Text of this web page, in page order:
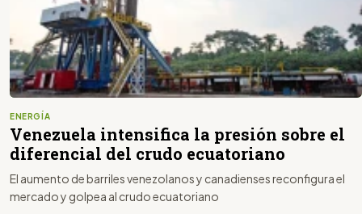
ENERGÍA
Venezuela intensifica la presión sobre el
diferencial del crudo ecuatoriano
El aumento de barriles venezolanos y canadienses reconfigura el
mercado y golpea al crudo ecuatoriano